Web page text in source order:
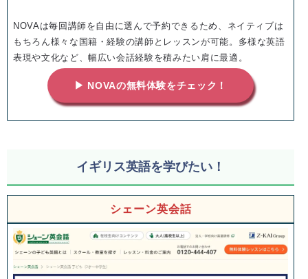
NOVAは毎回講師を自由に選んで予約できるため、ネイティブは
もちろん様々な国籍・経験の講師とレッスンが可能。多様な英語
表現や文化など、幅広い会話経験を積みたい肩に最適。
▶ NOVAの無料体験をチェック！
イギリス英語を学びたい！
シェーン英会話